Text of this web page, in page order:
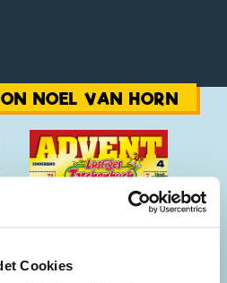
Cookies
NOEL VAN HORN